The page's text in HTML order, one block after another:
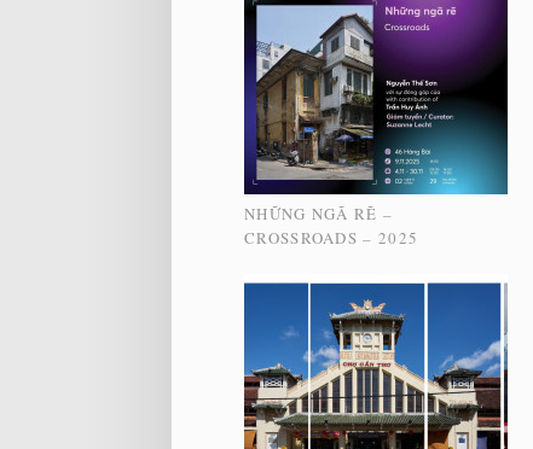
NHỮNG NGÃ RẼ –
CROSSROADS – 2025